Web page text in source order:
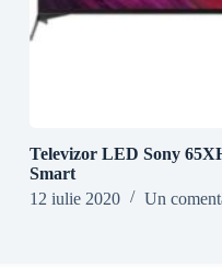
Televizor LED Sony
Smart
12 iulie 2020
Un